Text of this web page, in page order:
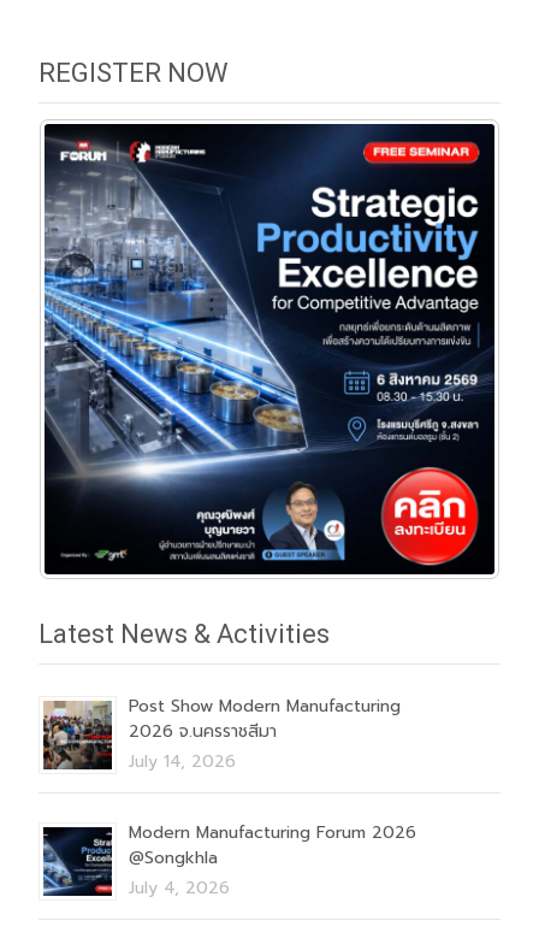
REGISTER NOW
Latest News & Activities
Post Show Modern Manufacturing
2026 จ.นครราชสีมา
July 14, 2026
Modern Manufacturing Forum 2026
@Songkhla
July 4, 2026